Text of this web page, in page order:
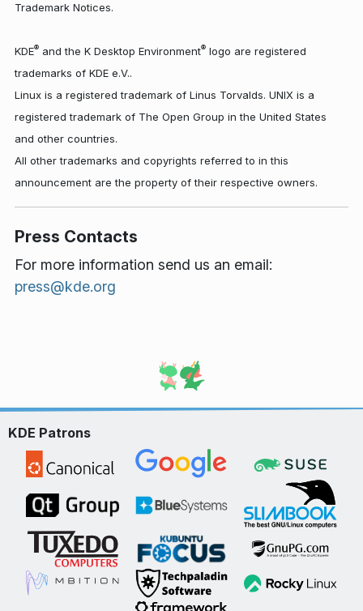
Trademark Notices.
KDE® and the K Desktop Environment® logo are registered
trademarks of KDE e.V..
Linux is a registered trademark of Linus Torvalds. UNIX is a
registered trademark of The Open Group in the United States
and other countries.
All other trademarks and copyrights referred to in this
announcement are the property of their respective owners.
Press Contacts
For more information send us an email:
press@kde.org
KDE Patrons